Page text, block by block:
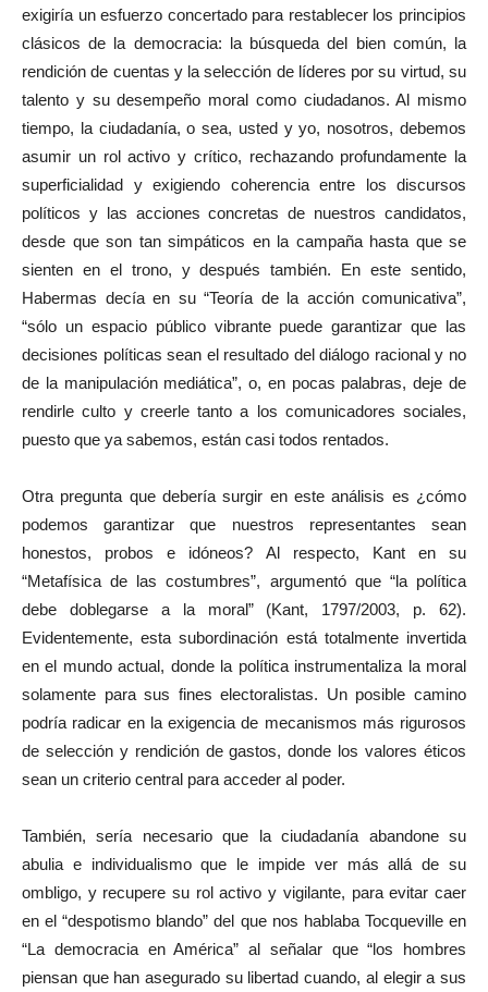
exigiría un esfuerzo concertado para restablecer los principios
clásicos de la democracia: la búsqueda del bien común, la
rendición de cuentas y la selección de líderes por su virtud, su
talento y su desempeño moral como ciudadanos. Al mismo
tiempo, la ciudadanía, o sea, usted y yo, nosotros, debemos
asumir un rol activo y crítico, rechazando profundamente la
superficialidad y exigiendo coherencia entre los discursos
políticos y las acciones concretas de nuestros candidatos,
desde que son tan simpáticos en la campaña hasta que se
sienten en el trono, y después también. En este sentido,
Habermas decía en su “Teoría de la acción comunicativa”,
“sólo un espacio público vibrante puede garantizar que las
decisiones políticas sean el resultado del diálogo racional y no
de la manipulación mediática”, o, en pocas palabras, deje de
rendirle culto y creerle tanto a los comunicadores sociales,
puesto que ya sabemos, están casi todos rentados.
Otra pregunta que debería surgir en este análisis es ¿cómo
podemos garantizar que nuestros representantes sean
honestos, probos e idóneos? Al respecto, Kant en su
“Metafísica de las costumbres”, argumentó que “la política
debe doblegarse a la moral” (Kant, 1797/2003, p. 62).
Evidentemente, esta subordinación está totalmente invertida
en el mundo actual, donde la política instrumentaliza la moral
solamente para sus fines electoralistas. Un posible camino
podría radicar en la exigencia de mecanismos más rigurosos
de selección y rendición de gastos, donde los valores éticos
sean un criterio central para acceder al poder.
También, sería necesario que la ciudadanía abandone su
abulia e individualismo que le impide ver más allá de su
ombligo, y recupere su rol activo y vigilante, para evitar caer
en el “despotismo blando” del que nos hablaba Tocqueville en
“La democracia en América” al señalar que “los hombres
piensan que han asegurado su libertad cuando, al elegir a sus